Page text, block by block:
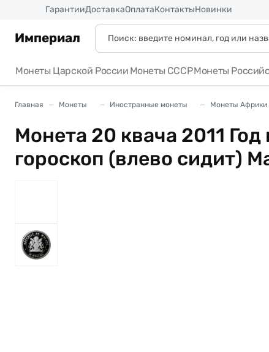
ГарантииДоставкаОплатаКонтактыНовинки
Империал
Монеты Царской России Монеты СССРМонеты
Главная Монеты Иностранные монеты Монеты Африки
Монета 20 квача 2011
гороскоп (влево сидит)